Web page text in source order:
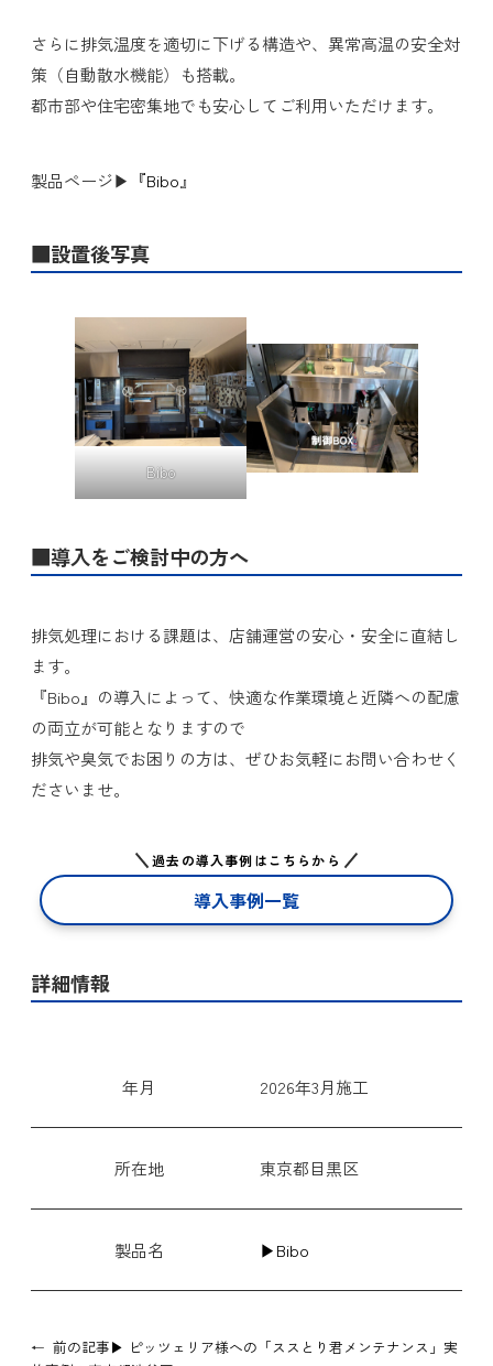
さらに排気温度を適切に下げる構造や、異常高温の安全対
策（自動散水機能）も搭載。
都市部や住宅密集地でも安心してご利用いただけます。
製品ページ▶ 『Bibo 』
■設置後写真
Bibo
■導入をご検討中の方へ
排気処理における課題は、店舗運営の安心・安全に直結し
ます。
『Bibo』の導入によって、快適な作業環境と近隣への配慮
の両立が可能となりますので
排気や臭気でお困りの方は、ぜひお気軽にお問い合わせく
ださいませ。
過去の導入事例はこちらから
導入事例一覧
詳細情報
年月 2026年3月施工
所在地 東京都目黒区
製品名 ▶Bibo
← 前の記事▶ ピッツェリア様への「ススとり君メンテナンス」実